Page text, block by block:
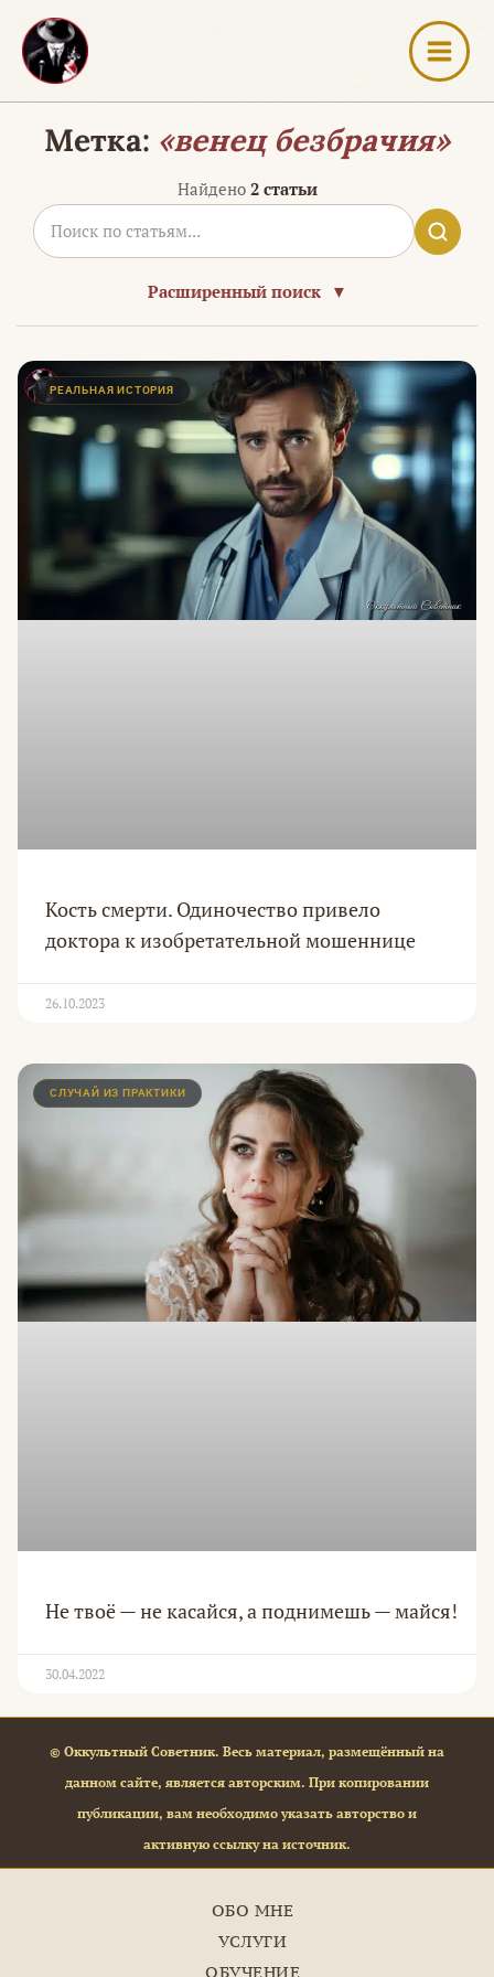
Перейти
содержимому
Метка: «венец безбрачия»
Найдено 2 статьи
Расширенный поиск ▼
РЕАЛЬНАЯ ИСТОРИЯ
Кость смерти. Одиночество привело
доктора к изобретательной мошеннице
26.10.2023
СЛУЧАЙ ИЗ ПРАКТИКИ
Не твоё — не касайся, а поднимешь — майся!
30.04.2022
© Оккультный Советник. Весь материал, размещённый на
данном сайте, является авторским. При копировании
публикации, вам необходимо указать авторство и
активную ссылку на источник.
ОБО МНЕ
УСЛУГИ
ОБУЧЕНИЕ